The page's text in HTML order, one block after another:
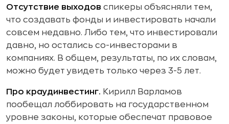
Отсутствие выходов спикеры объясняли тем,
что создавать фонды и инвестировать начали
совсем недавно. Либо тем, что инвестировали
давно, но остались со-инвесторами в
компаниях. В общем, результаты, по их словам,
можно будет увидеть только через 3-5 лет.
Про краудинвестинг. Кирилл Варламов
пообещал лоббировать на государственном
уровне законы, которые обеспечат правовое